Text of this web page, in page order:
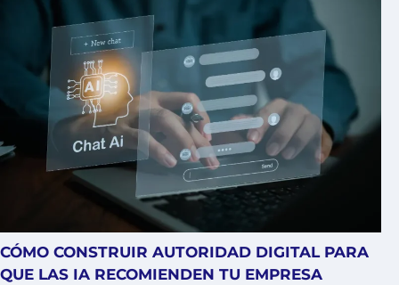
CÓMO CONSTRUIR AUTORIDAD DIGITAL PARA
QUE LAS IA RECOMIENDEN TU EMPRESA